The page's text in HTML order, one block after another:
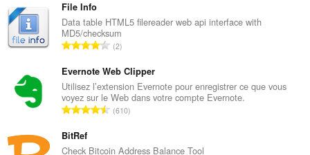
b
r
e
o
t
a
e
File Info
Data table HTML5 filereader web api interface with
MD5/checksum
N
m
b
r
e
2
Evernote Web Clipper
Utilisez l’extension Evernote pour enregistrer ce que vous
voyez sur le Web dans votre compte Evernote.
N
b
610
BitRef
Check Bitcoin Address Balance Tool